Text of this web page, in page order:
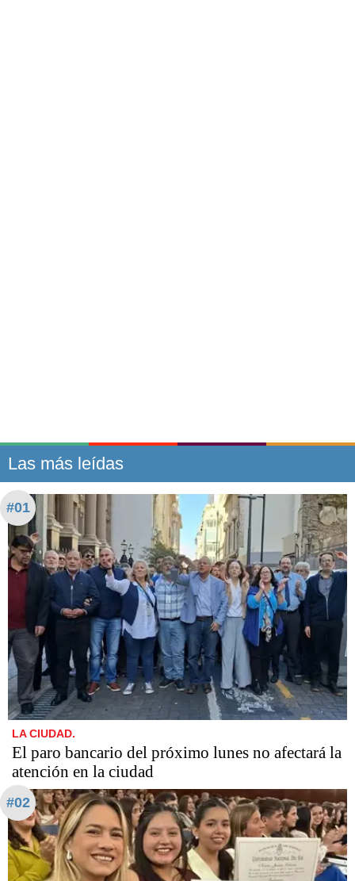
Las más leídas
#01
LA CIUDAD.
El paro bancario del próximo lunes no afectará la
atención en la ciudad
#02